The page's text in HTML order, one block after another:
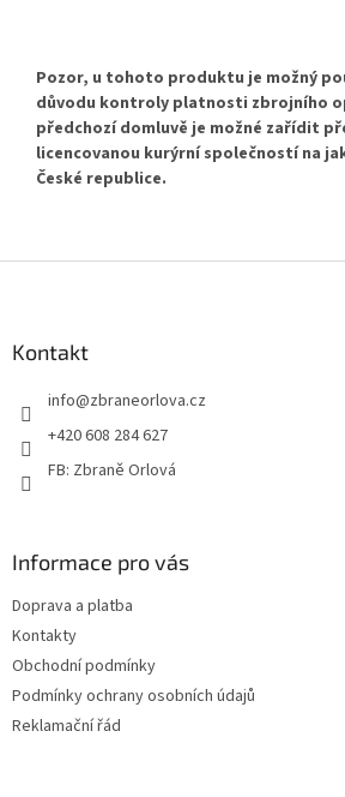
Pozor, u tohoto produktu je možný
důvodu kontroly platnosti zbrojního
předchozí domluvě je možné zařídit
licencovanou kurýrní společností na
České republice.
Kontakt
info@zbraneorlova.cz
+420 608 284 627
FB: Zbraně Orlová
Informace pro vás
Doprava a platba
Kontakty
Obchodní podmínky
Podmínky ochrany osobních údajů
Reklamační řád